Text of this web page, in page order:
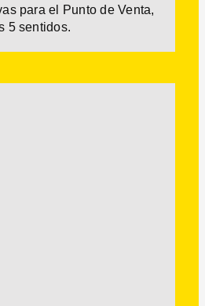
para el Punto de Venta,
5 sentidos.